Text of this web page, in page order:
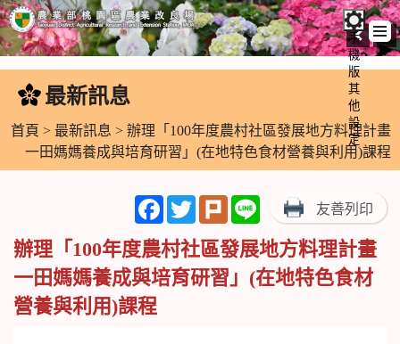
跳
要
容
手
機
版
其
他
設
定
最新訊息
首頁 > 最新訊息 > 辦理「100年度農村社區發展地方料理計畫
一田媽媽養成與培育研習」(在地特色食材營養與利用)課程
FacebookTwitterPlurk Line 友善列印
辦理「100年度農村社區發展地方料理計畫
一田媽媽養成與培育研習」(在地特色食材
營養與利用)課程